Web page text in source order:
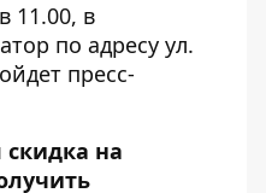
11.00, в
по адресу ул.
пресс-
скидка на